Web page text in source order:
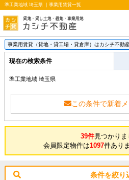
準工業地域 埼玉県 ｜事業用賃貸一覧
事業用賃貸（貸地・貸工場・貸倉庫）はカシチ不動
現在の検索条件
準工業地域 埼玉県
この条件で新着
39件見つかりま
会員限定物件は1097件あり
条件を絞り